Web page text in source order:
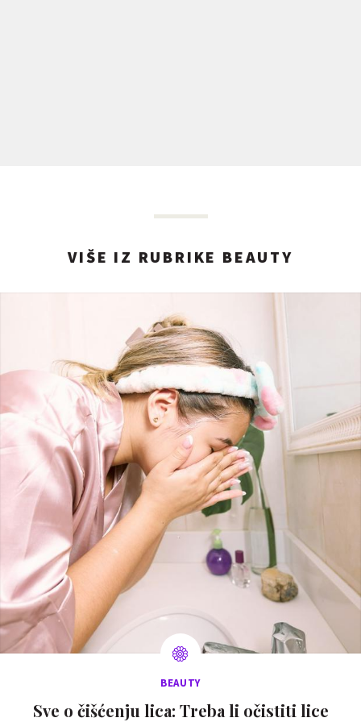
VIŠE IZ RUBRIKE BEAUTY
BEAUTY
Sve o čišćenju lica: Treba li očistiti lice